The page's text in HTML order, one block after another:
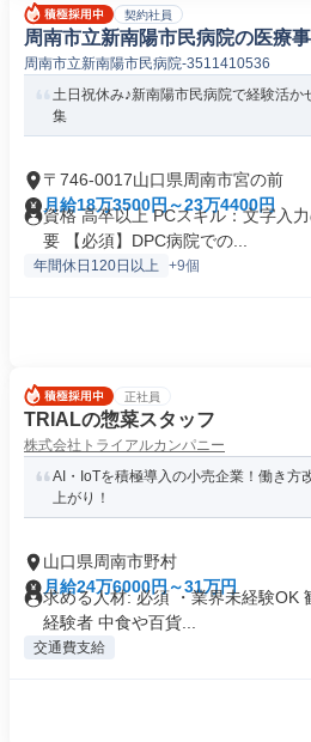
契約社員
周南市立新南陽市民病院の医療
周南市立新南陽市民病院-3511410536
土日祝休み♪新南陽市民病院で経験活か
集
〒746-0017山口県周南市宮の前
月給18万3500円～23万4400円
資格 高卒以上 PCスキル：文字入
要 【必須】DPC病院での...
年間休日120日以上 +9個
正社員
TRIALの惣菜スタッフ
株式会社トライアルカンパニー
AI・IoTを積極導入の小売企業！働き方
上がり！
山口県周南市野村
月給24万6000円～31万円
求める人材: 必須 ・業界未経験OK
経験者 中食や百貨...
交通費支給